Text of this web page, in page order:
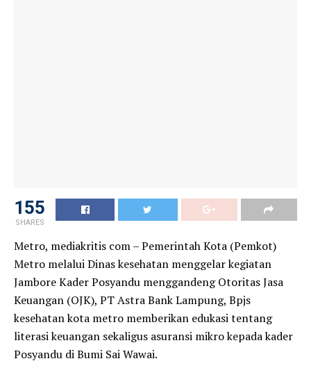
155
SHARES
Metro, mediakritis com – Pemerintah Kota (Pemkot)
Metro melalui Dinas kesehatan menggelar kegiatan
Jambore Kader Posyandu menggandeng Otoritas Jasa
Keuangan (OJK), PT Astra Bank Lampung, Bpjs
kesehatan kota metro memberikan edukasi tentang
literasi keuangan sekaligus asuransi mikro kepada kader
Posyandu di Bumi Sai Wawai.